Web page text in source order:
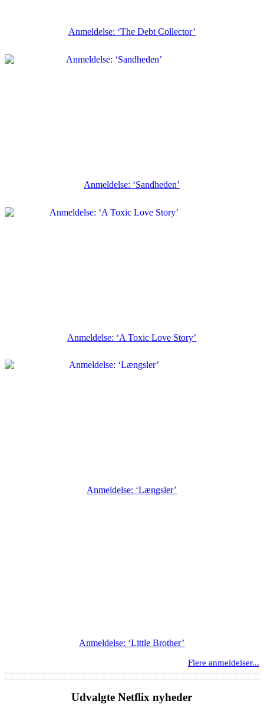
Anmeldelse: ‘The Debt Collector’
Anmeldelse: ‘Sandheden’
Anmeldelse: ‘A Toxic Love Story’
Anmeldelse: ‘Længsler’
Anmeldelse: ‘Little Brother’
Flere anmeldelser...
Udvalgte Netflix nyheder